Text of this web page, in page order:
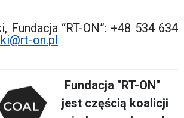
Fundacja “RT-ON”: +48 534 634
on.pl
Fundacja "RT-ON"
jest częścią koalicji